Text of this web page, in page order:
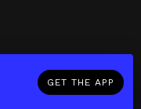
GET THE APP